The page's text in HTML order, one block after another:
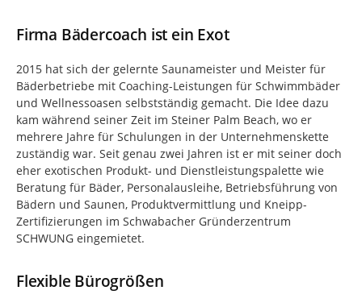
Firma Bädercoach ist ein Exot
2015 hat sich der gelernte Saunameister und Meister für
Bäderbetriebe mit Coaching-Leistungen für Schwimmbäder
und Wellnessoasen selbstständig gemacht. Die Idee dazu
kam während seiner Zeit im Steiner Palm Beach, wo er
mehrere Jahre für Schulungen in der Unternehmenskette
zuständig war. Seit genau zwei Jahren ist er mit seiner doch
eher exotischen Produkt- und Dienstleistungspalette wie
Beratung für Bäder, Personalausleihe, Betriebsführung von
Bädern und Saunen, Produktvermittlung und Kneipp-
Zertifizierungen im Schwabacher Gründerzentrum
SCHWUNG eingemietet.
Flexible Bürogrößen